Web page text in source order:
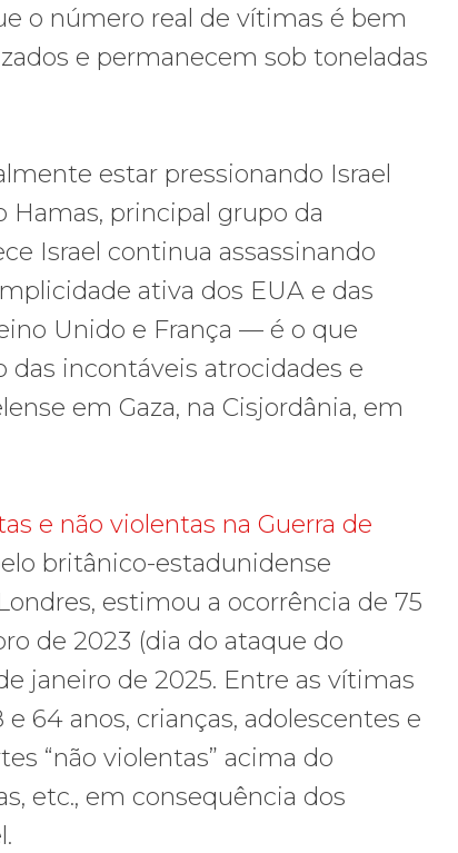
o número real de vítimas é bem
e permanecem sob toneladas
estar pressionando Israel
Hamas, principal grupo da
Israel continua assassinando
ativa dos EUA e das
Unido e França — é o que
das incontáveis atrocidades e
em Gaza, na Cisjordânia, em
e não violentas na Guerra de
britânico-estadunidense
estimou a ocorrência de 75
de 2023 (dia do ataque do
janeiro de 2025. Entre as vítimas
64 anos, crianças, adolescentes e
“não violentas” acima do
etc., em consequência dos